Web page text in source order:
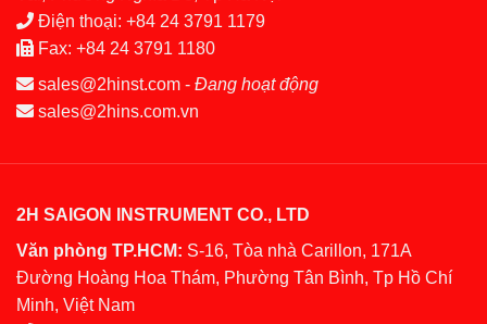
Điện thoại: +84 24 3791 1179
Fax: +84 24 3791 1180
sales@2hinst.com - Đang hoạt động
sales@2hins.com.vn
2H SAIGON INSTRUMENT CO., LTD
Văn phòng TP.HCM: S-16, Tòa nhà Carillon, 171A
Đường Hoàng Hoa Thám, Phường Tân Bình, Tp Hồ Chí
Minh, Việt Nam